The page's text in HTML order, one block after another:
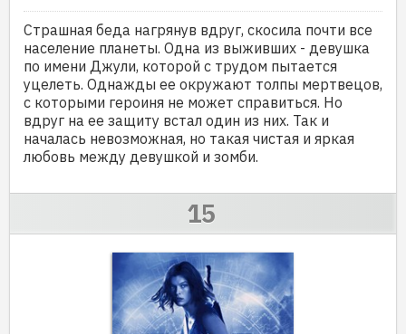
Страшная беда нагрянув вдруг, скосила почти все
население планеты. Одна из выживших - девушка
по имени Джули, которой с трудом пытается
уцелеть. Однажды ее окружают толпы мертвецов,
с которыми героиня не может справиться. Но
вдруг на ее защиту встал один из них. Так и
началась невозможная, но такая чистая и яркая
любовь между девушкой и зомби.